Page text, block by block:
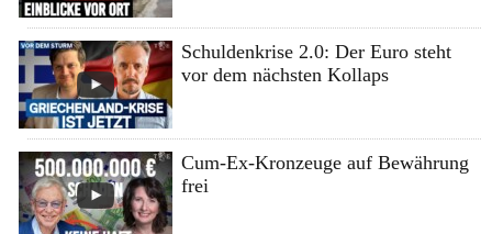
Schuldenkrise 2.0: Der Euro steht
vor dem nächsten Kollaps
Cum-Ex-Kronzeuge auf Bewährung
frei